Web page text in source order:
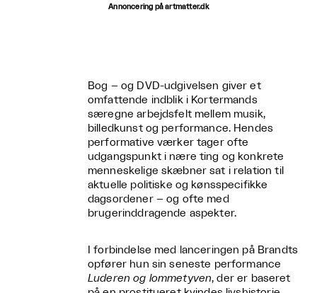
Annoncering på artmatter.dk
Bog – og DVD-udgivelsen giver et
omfattende indblik i Kortermands
særegne arbejdsfelt mellem musik,
billedkunst og performance. Hendes
performative værker tager ofte
udgangspunkt i nære ting og konkrete
menneskelige skæbner sat i relation til
aktuelle politiske og kønsspecifikke
dagsordener – og ofte med
brugerinddragende aspekter.
I forbindelse med lanceringen på Brandts
opfører hun sin seneste performance
Luderen og lommetyven, der er baseret